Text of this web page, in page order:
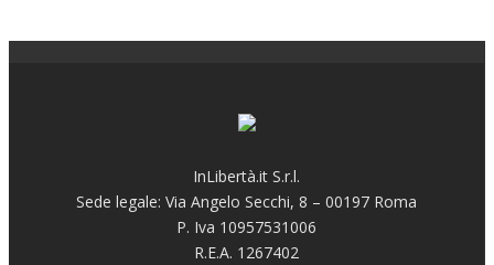
InLibertà.it S.r.l.
Sede legale: Via Angelo Secchi, 8 – 00197 Roma
P. Iva 10957531006
R.E.A. 1267402